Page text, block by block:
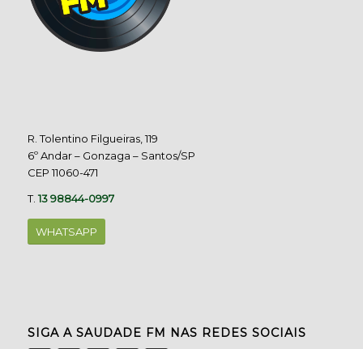
R. Tolentino Filgueiras, 119
6º Andar – Gonzaga – Santos/SP
CEP 11060-471
T.13 98844-0997
WHATSAPP
SIGA A SAUDADE FM NAS REDES SOCIAIS